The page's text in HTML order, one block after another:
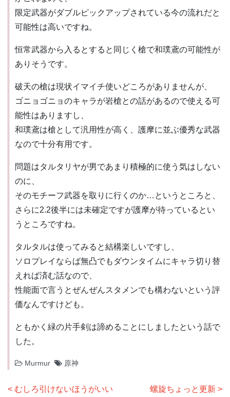
限定武器がダブルピックアップされている今の流れだと
可能性は高いですね。
恒常武器から入るとすると同じく槍で和璞鳶の可能性が
ありそうです。
破天の槍は現状イマイチ使いどころがありませんが、
ゴニョゴニョのキャラが岩槍との話があるので使える可
能性はありますし、
和璞鳶は槍として汎用性が高く、護摩に並ぶ優秀な武器
なので十分有用です。
問題はタルタリヤが男であまり積極的に使う気はしない
のに、
そのモチーフ武器を取りに行くのか…というところと、
さらに2.2後半には未確定ですが護摩が待っているとい
うところですね。
タルタルは使ってみると結構楽しいですし、
ソロプレイならば無凸でもダウンタイムにキャラ切り替
えれば済む話なので、
性能面で言うとぜんぜんスタメンでも構わないという評
価なんですけども。
ともかく緑の片手剣は諦めることにしましたという話で
した。
Murmur 原神
投むしろ引けないほうがいい
螺旋ちょっと更新